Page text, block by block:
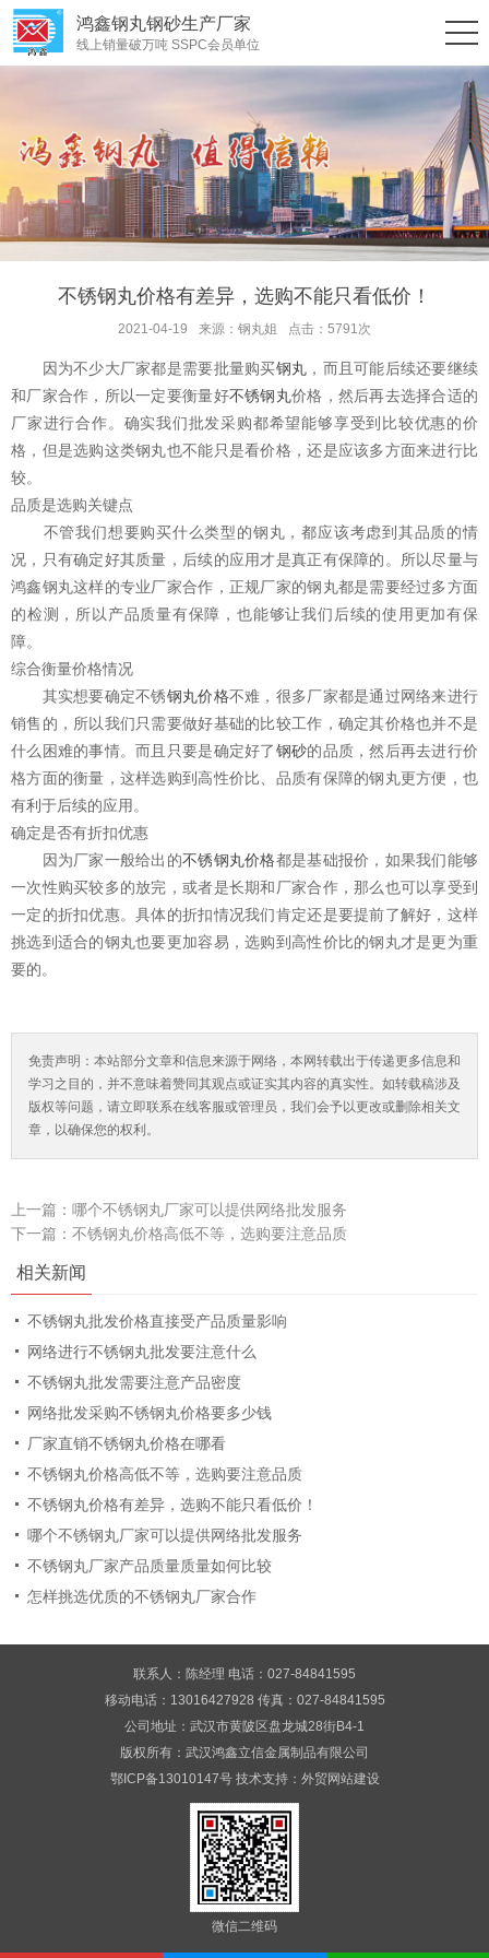
鸿鑫钢丸钢砂生产厂家
线上销量破万吨 SSPC会员单位
不锈钢丸价格有差异，选购不能只看低价！
2021-04-19 来源：钢丸姐 点击：5791次
因为不少大厂家都是需要批量购买钢丸 ，而且可能后续还要继续
和厂家合作，所以一定要衡量好不锈钢丸价格，然后再去选择合适的
厂家进行合作。确实我们批发采购都希望能够享受到比较优惠的价
格，但是选购这类钢丸也不能只是看价格，还是应该多方面来进行比
较。
品质是选购关键点
不管我们想要购买什么类型的钢丸，都应该考虑到其品质的情
况，只有确定好其质量，后续的应用才是真正有保障的。所以尽量与
鸿鑫钢丸这样的专业厂家合作，正规厂家的钢丸都是需要经过多方面
的检测，所以产品质量有保障，也能够让我们后续的使用更加有保
障。
综合衡量价格情况
其实想要确定不锈钢丸价格不难，很多厂家都是通过网络来进行
销售的，所以我们只需要做好基础的比较工作，确定其价格也并不是
什么困难的事情。而且只要是确定好了钢砂的品质，然后再去进行价
格方面的衡量，这样选购到高性价比、品质有保障的钢丸更方便，也
有利于后续的应用。
确定是否有折扣优惠
因为厂家一般给出的不锈钢丸价格都是基础报价，如果我们能够
一次性购买较多的放完，或者是长期和厂家合作，那么也可以享受到
一定的折扣优惠。具体的折扣情况我们肯定还是要提前了解好，这样
挑选到适合的钢丸也要更加容易，选购到高性价比的钢丸才是更为重
要的。
免责声明：本站部分文章和信息来源于网络，本网转载出于传递更多信息和
学习之目的，并不意味着赞同其观点或证实其内容的真实性。如转载稿涉及
版权等问题，请立即联系在线客服或管理员，我们会予以更改或删除相关文
章，以确保您的权利。
上一篇： 哪个不锈钢丸厂家可以提供网络批发服务
下一篇： 不锈钢丸价格高低不等，选购要注意品质
相关新闻
不锈钢丸批发价格直接受产品质量影响
网络进行不锈钢丸批发要注意什么
不锈钢丸批发需要注意产品密度
网络批发采购不锈钢丸价格要多少钱
厂家直销不锈钢丸价格在哪看
不锈钢丸价格高低不等，选购要注意品质
不锈钢丸价格有差异，选购不能只看低价！
哪个不锈钢丸厂家可以提供网络批发服务
不锈钢丸厂家产品质量质量如何比较
怎样挑选优质的不锈钢丸厂家合作
联系人：陈经理 电话：027-84841595
移动电话：13016427928 传真：027-84841595
公司地址：武汉市黄陂区盘龙城28街B4-1
版权所有：武汉鸿鑫立信金属制品有限公司
鄂ICP备13010147号技术支持： 外贸网站建设
微信二维码